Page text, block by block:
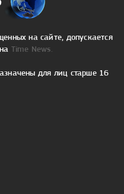
на сайте, допускается
Time News.
для лиц старше 16